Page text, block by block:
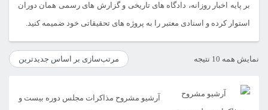
بر پایه اخبار روزانه، دادگاه های تاریخی و گزارش های رسمی همان دوران
استوار کرده و اسنادی معتبر را به پروژه های تحقیقاتی خود ضمیمه کنید.
نمایش همه 10 نتیجه
اساس
آرشیو مشروح مذاکرات مجلس دوره بیست و